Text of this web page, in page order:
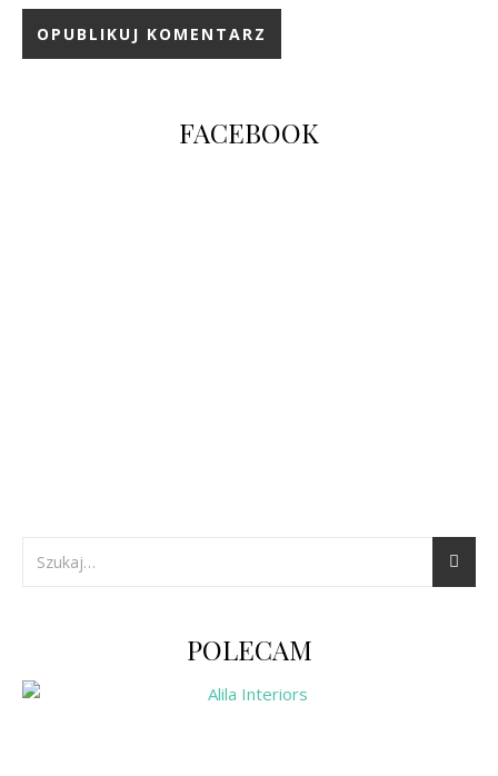
FACEBOOK
POLECAM